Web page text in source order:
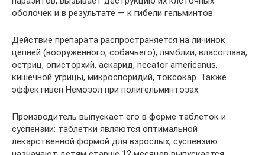
оболочек и в результате — к гибели гельминтов.
Действие препарата распространяется на личинок
цепней (вооруженного, собачьего), лямблии, власоглава,
остриц, описторхий, аскарид, necator americanus,
кишечной угрицы, микроспоридий, токсокар. Также
эффективен Немозол при полигельминтозах.
Производитель выпускает его в форме таблеток и
суспензии: таблетки являются оптимальной
лекарственной формой для взрослых, суспензию